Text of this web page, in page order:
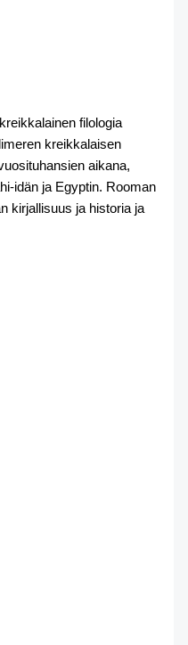
filologia
kreikkalaisen
aikana,
idän ja Egyptin. Rooman
kirjallisuus ja historia ja